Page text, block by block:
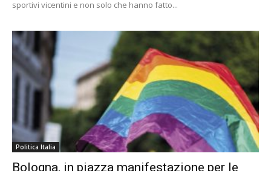
sportivi vicentini e non solo che hanno fatto...
Politica Italia
Bologna, in piazza manifestazione per le